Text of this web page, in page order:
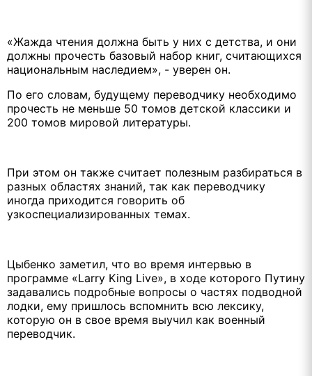
«Жажда чтения должна быть у них с детства, и они
должны прочесть базовый набор книг, считающихся
национальным наследием», - уверен он.
По его словам, будущему переводчику необходимо
прочесть не меньше 50 томов детской классики и
200 томов мировой литературы.
При этом он также считает полезным разбираться в
разных областях знаний, так как переводчику
иногда приходится говорить об
узкоспециализированных темах.
Цыбенко заметил, что во время интервью в
программе «Larry King Live», в ходе которого Путину
задавались подробные вопросы о частях подводной
лодки, ему пришлось вспомнить всю лексику,
которую он в свое время выучил как военный
переводчик.